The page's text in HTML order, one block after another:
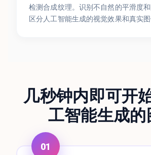
检测合成纹理。识别不自然的平滑度
区分人工智能生成的视觉效果和真实图
几秒钟内即可开
工智能生成的
01